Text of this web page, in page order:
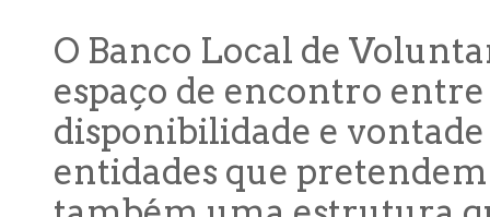
O Banco Local de
espaço de encontro entre
disponibilidade e
entidades que